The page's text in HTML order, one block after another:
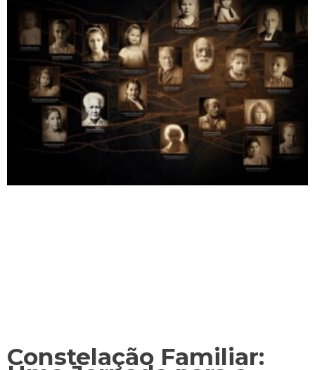
Constelação Familiar: